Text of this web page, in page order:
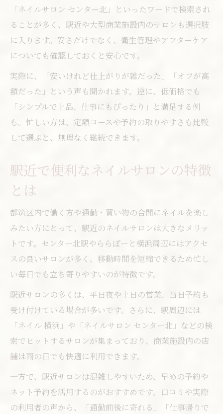
「ネイルサロン センター北」といったワードで検索され
ることが多く、駅近や大型商業施設内のサロンも選択肢
に入ります。安さだけでなく、衛生管理やアフターケア
についても確認しておくと安心です。
実際に、「安いけれど仕上がりが雑だった」「オフが高
額だった」という声も聞かれます。逆に、低価格でも
「シンプルで上品、仕事にもぴったり」と満足する例
も。忙しい方は、定額コースや予約の取りやすさも比較
して選ぶと、無理なく継続できます。
駅近で便利なネイルサロンの特徴
とは
都筑区内で働く方や通勤・買い物の合間にネイルを楽し
みたい方にとって、駅近のネイルサロンは大きなメリッ
トです。センター北駅やららぽーと横浜周辺にはアクセ
スの良いサロンが多く、移動時間を短縮できるため忙し
い毎日でも立ち寄りやすいのが特徴です。
駅近サロンの多くは、平日夜や土日の営業、当日予約も
受け付けている場合が多いです。さらに、駅周辺には
「ネイル 横浜」や「ネイルサロン センター北」などの検
索でヒットするサロンが集まっており、商業施設内の店
舗は雨の日でも快適に利用できます。
一方で、駅近サロンは混雑しやすいため、早めの予約や
ネット予約を活用するのがおすすめです。口コミや実際
の利用者の声から、「通勤前後に寄れる」「仕事帰りで